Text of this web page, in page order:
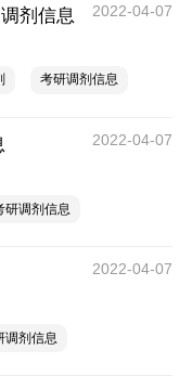
剂信息 2022-04-07
考研调剂信息
2022-04-07
研调剂信息
2022-04-07
调剂信息